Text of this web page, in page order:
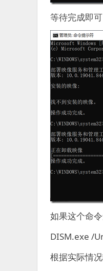
等待完成即可
如果这个命
DISM.exe /
根据实际情